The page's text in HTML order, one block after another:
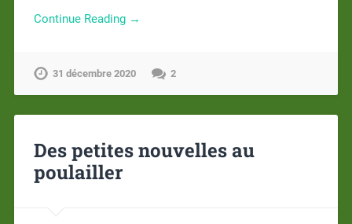
Continue Reading →
31 décembre 2020 2
Des petites nouvelles au
poulailler